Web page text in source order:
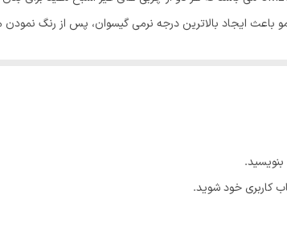
باعث ایجاد بالاترین درجه نرمی گیسوان، پس از رنگ
شما قابل لمس خواهد بود. دوام مثال زدنی رنگ موی کاترومر
و بیشترین حد نفوذ رنگدانه را به داخل مو ایجاد می
کاربری خود شوید.